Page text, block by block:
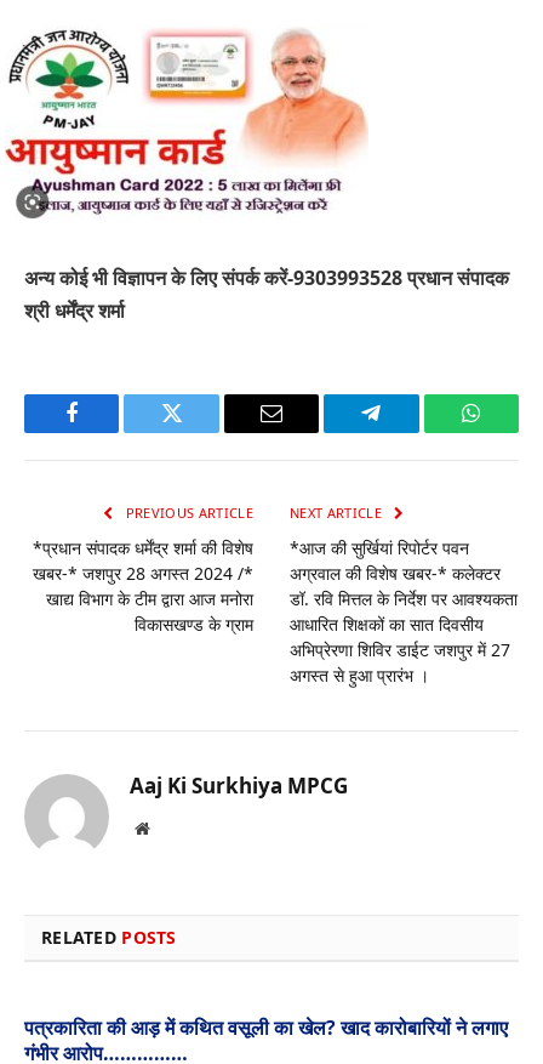
अन्य कोई भी विज्ञापन के लिए संपर्क करें-9303993528 प्रधान संपादक
श्री धर्मेंद्र शर्मा
Facebook Twitter Email Telegram
PREVIOUS ARTICLE
*प्रधान संपादक धर्मेंद्र शर्मा की विशेष
खबर-* जशपुर 28 अगस्त 2024 /*
खाद्य विभाग के टीम द्वारा आज मनोरा
विकासखण्ड के ग्राम
NEXT ARTICLE
*आज की सुर्खियां रिपोर्टर पवन
अग्रवाल की विशेष खबर-* कलेक्टर
डॉ. रवि मित्तल के निर्देश पर आवश्यकता
आधारित शिक्षकों का सात दिवसीय
अभिप्रेरणा शिविर डाईट जशपुर में 27
अगस्त से हुआ प्रारंभ ‌।
Aaj Ki Surkhiya MPCG
Website
RELATED POSTS
पत्रकारिता की आड़ में कथित वसूली का खेल? खाद कारोबारियों ने लगाए
गंभीर आरोप……………